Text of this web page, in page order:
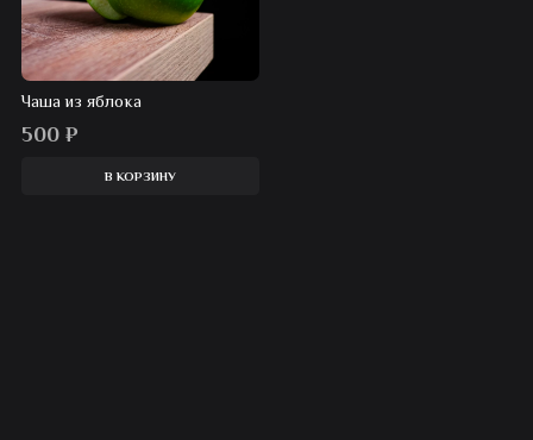
Чаша из яблока
500 ₽
В КОРЗИНУ